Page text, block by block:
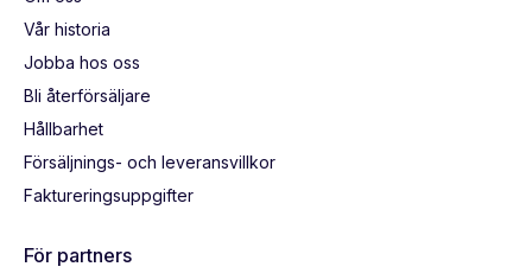
Vår historia
Jobba hos oss
Bli återförsäljare
Hållbarhet
Försäljnings- och leveransvillkor
Faktureringsuppgifter
För partners